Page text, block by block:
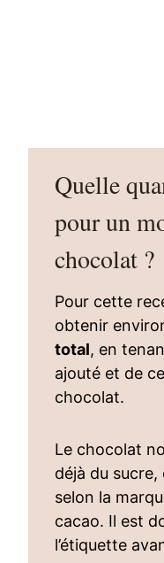
Quelle
pour un
chocolat ?
Pour cette
obtenir
total, en
ajouté et de
chocolat.
Le chocolat
déjà du
selon la
cacao. Il est
l’étiquette